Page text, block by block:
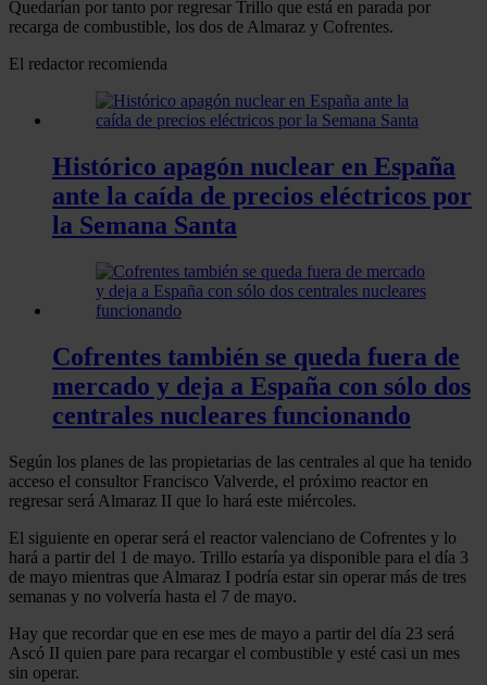
Quedarían por tanto por regresar Trillo que está en parada por
recarga de combustible, los dos de Almaraz y Cofrentes.
El redactor recomienda
Histórico apagón nuclear en España
ante la caída de precios eléctricos por
la Semana Santa
Cofrentes también se queda fuera de
mercado y deja a España con sólo dos
centrales nucleares funcionando
Según los planes de las propietarias de las centrales al que ha tenido
acceso el consultor Francisco Valverde, el próximo reactor en
regresar será Almaraz II que lo hará este miércoles.
El siguiente en operar será el reactor valenciano de Cofrentes y lo
hará a partir del 1 de mayo. Trillo estaría ya disponible para el día 3
de mayo mientras que Almaraz I podría estar sin operar más de tres
semanas y no volvería hasta el 7 de mayo.
Hay que recordar que en ese mes de mayo a partir del día 23 será
Ascó II quien pare para recargar el combustible y esté casi un mes
sin operar.